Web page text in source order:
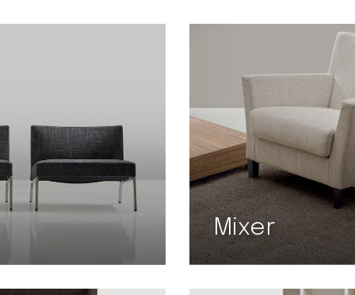
Mixer